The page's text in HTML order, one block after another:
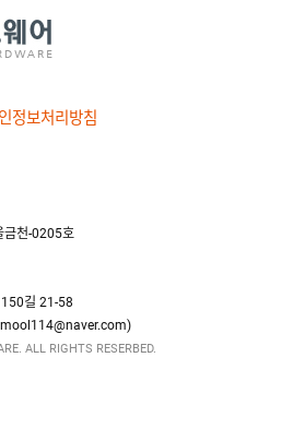
정보처리방침
금천-0205호
150길 21-58
ALL RIGHTS RESERBED.